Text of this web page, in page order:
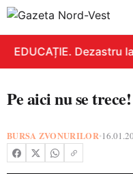
EDUCAȚIE. Dezastru
Pe aici nu se trece!
BURSA ZVONURILOR•